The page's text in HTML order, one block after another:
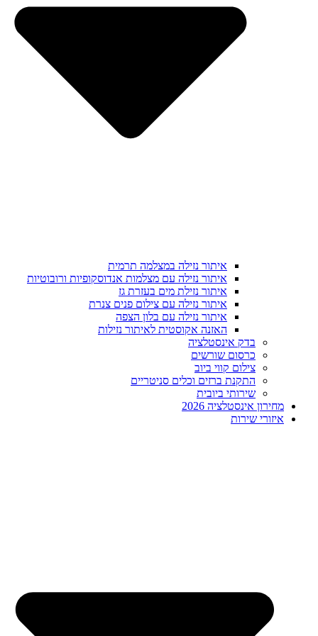
איתור נזילה במצלמה תרמית
איתור נזילה עם מצלמות אנדוסקופיות ורובוטיות
איתור נזילת מים בעזרת גז
איתור נזילה עם צילום פנים צנרת
איתור נזילה עם בלון הצפה
האזנה אקוסטית לאיתור נזילות
בדק אינסטלציה
כרסום שורשים
צילום קווי ביוב
התקנת ברזים וכלים סניטריים
שירותי ביובית
מחירון אינסטלציה 2026
איזורי שירות